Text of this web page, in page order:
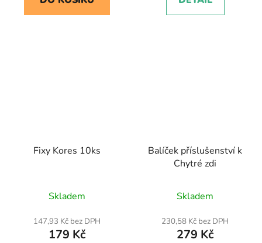
Fixy Kores 10ks
Skladem
147,93 Kč bez DPH
179 Kč
Balíček příslušenství k
Chytré zdi
Skladem
230,58 Kč bez DPH
279 Kč